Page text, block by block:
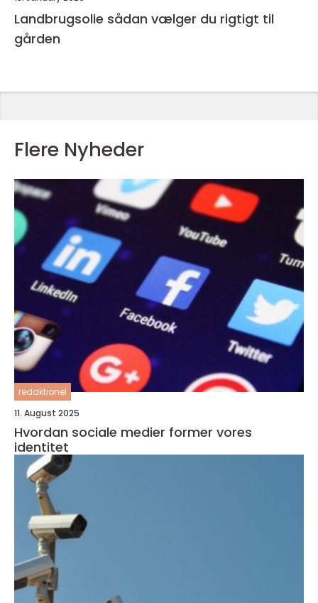
Landbrugsolie sådan vælger du rigtigt til
gården
Flere Nyheder
redaktionel
11. August 2025
Hvordan sociale medier former vores
identitet